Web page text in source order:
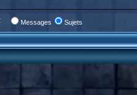
Messages Sujets